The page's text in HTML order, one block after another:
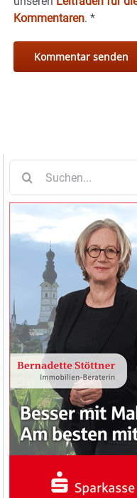
Kommentaren. *
nach: